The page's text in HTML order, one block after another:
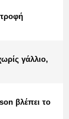
γάλλιο,
βλέπει το